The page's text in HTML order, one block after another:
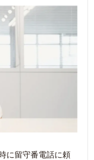
に留守番電話に頼